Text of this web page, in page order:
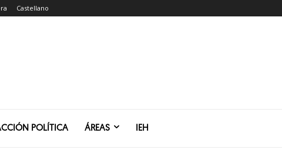
Castellano
POLÍTICA ÁREAS IEH